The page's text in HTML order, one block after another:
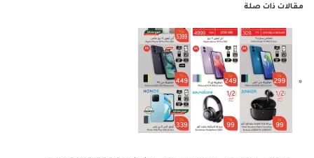
مقالات ذات صلة